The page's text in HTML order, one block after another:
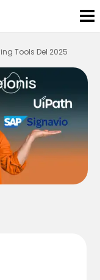
Tools Del 2025